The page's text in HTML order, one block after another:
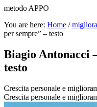
metodo APPO
You are here: Home /
per sempre” – testo
Biagio Antonacci
testo
Crescita personale e
Crescita personale e